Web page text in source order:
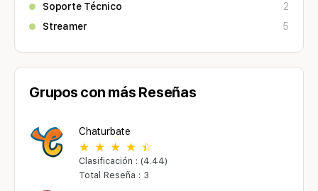
Soporte Técnico
2
Streamer
5
Grupos con más Reseñas
Chaturbate
Clasificación : (4.44)
Total Reseña : 3